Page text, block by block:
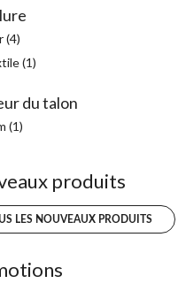
(4)
(1)
du talon
(1)
produits
LES NOUVEAUX PRODUITS